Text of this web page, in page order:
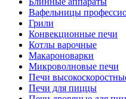
Вафельницы
Грили
Конвекционные печи
Котлы варочные
Макароноварки
Микроволновые печи
Печи
Печи для пиццы